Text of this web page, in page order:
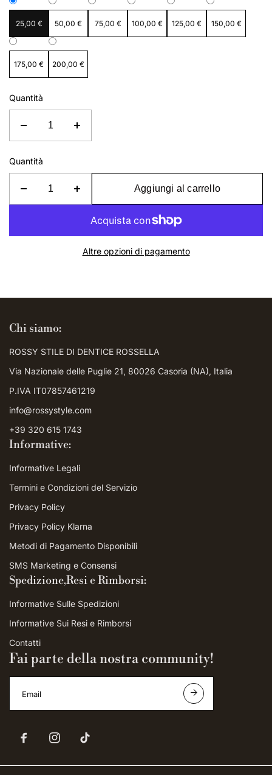
25,00 € 50,00 € 75,00 € 100,00 € 125,00 € 150,00 €
175,00 € 200,00 €
Quantità
Quantità
Aggiungi al carrello
Altre opzioni di pagamento
Chi siamo:
ROSSY STILE DI DENTICE ROSSELLA
Via Nazionale delle Puglie 21, 80026 Casoria (NA), Italia
P.IVA IT07857461219
info@rossystyle.com
+39 320 615 1743
Informative:
Informative Legali
Termini e Condizioni del Servizio
Privacy Policy
Privacy Policy Klarna
Metodi di Pagamento Disponibili
SMS Marketing e Consensi
Spedizione,Resi e Rimborsi:
Informative Sulle Spedizioni
Informative Sui Resi e Rimborsi
Contatti
Fai parte della nostra community!